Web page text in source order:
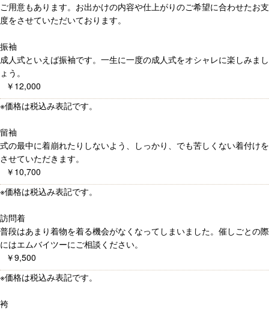
ご用意もあります。お出かけの内容や仕上がりのご希望に合わせたお支
度をさせていただいております。
振袖
成人式といえば振袖です。一生に一度の成人式をオシャレに楽しみまし
ょう。
￥12,000
※価格は税込み表記です。
留袖
式の最中に着崩れたりしないよう、しっかり、でも苦しくない着付けを
させていただきます。
￥10,700
※価格は税込み表記です。
訪問着
普段はあまり着物を着る機会がなくなってしまいました。催しごとの際
にはエムバイツーにご相談ください。
￥9,500
※価格は税込み表記です。
袴